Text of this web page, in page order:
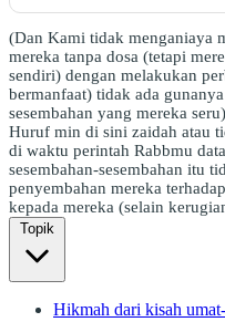
(Dan Kami tidak menganiaya
mereka tanpa dosa (tetapi
sendiri) dengan melakukan
bermanfaat) tidak ada
sesembahan yang mereka
Huruf min di sini zaidah atau
di waktu perintah Rabbmu
sesembahan-sesembahan itu
penyembahan mereka
kepada mereka (selain
Topik
Hikmah dari kisah